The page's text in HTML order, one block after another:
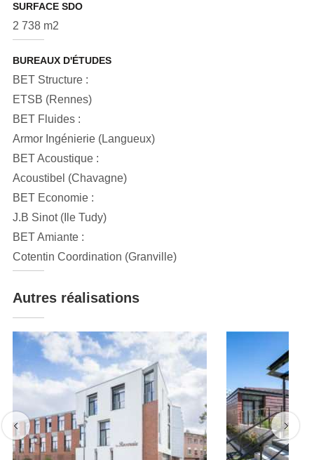
SURFACE SDO
2 738 m2
BUREAUX D'ÉTUDES
BET Structure :
ETSB (Rennes)
BET Fluides :
Armor Ingénierie (Langueux)
BET Acoustique :
Acoustibel (Chavagne)
BET Economie :
J.B Sinot (Ile Tudy)
BET Amiante :
Cotentin Coordination (Granville)
Autres réalisations